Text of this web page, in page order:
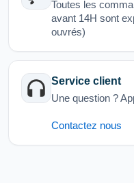
Toutes les
avant 14H sont
ouvrés)
Service client
Une question ?
Contactez nous